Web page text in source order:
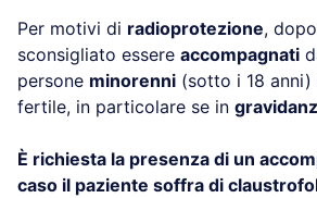
Per motivi di radioprotezione,
sconsigliato essere accompagnati
persone minorenni (sotto i 18 anni)
fertile, in particolare se in
È richiesta la presenza di un
caso il paziente soffra di